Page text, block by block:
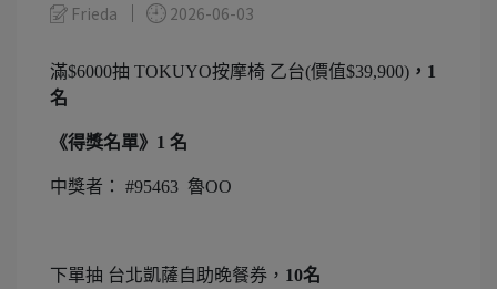
Frieda 2026-06-03
滿$6000抽 TOKUYO按摩椅 乙台(價值$39,900) ，1
名
《得獎名單》1 名
中獎者： #95463 魯OO
下單抽 台北凱薩自助晚餐券， 10名